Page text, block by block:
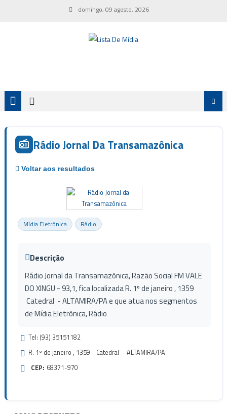
domingo, 09 agosto, 2026
Rádio Jornal Da Transamazônica
Mídia Eletrônica Rádio
Descrição
Rádio Jornal da Transamazônica, Razão Social FM VALE
DO XINGU - 93,1, fica localizada R. 1º de janeiro , 1359
Catedral - ALTAMIRA/PA e que atua nos segmentos
de Mídia Eletrônica, Rádio
Tel: (93) 35151182
R. 1º de janeiro , 1359 Catedral - ALTAMIRA/PA
CEP: 68371-970